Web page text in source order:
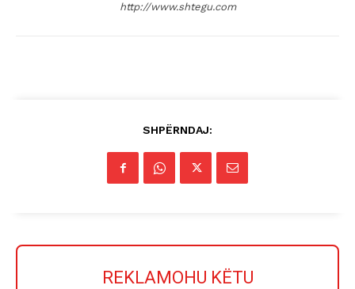
http://www.shtegu.com
SHPËRNDAJ:
REKLAMOHU KËTU